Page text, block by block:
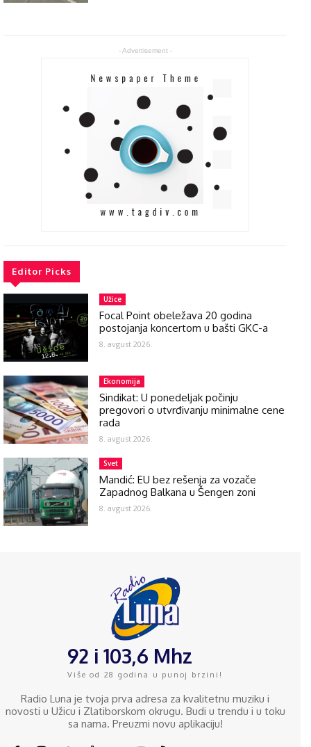
- Advertisement -
Editor Picks
Užice
Focal Point obeležava 20 godina
postojanja koncertom u bašti GKC-a
8. avgust 2026.
Ekonomija
Sindikat: U ponedeljak počinju
pregovori o utvrđivanju minimalne cene
rada
8. avgust 2026.
Svet
Mandić: EU bez rešenja za vozače
Zapadnog Balkana u Šengen zoni
8. avgust 2026.
92 i 103,6 Mhz
Više od 28 godina u punoj brzini!
Radio Luna je tvoja prva adresa za kvalitetnu muziku i
novosti u Užicu i Zlatiborskom okrugu. Budi u trendu i u toku
sa nama. Preuzmi novu aplikaciju!